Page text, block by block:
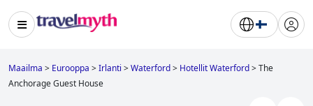
Maailma > Eurooppa >Irlanti >Waterford> Hotellit Waterford>The
Anchorage Guest House